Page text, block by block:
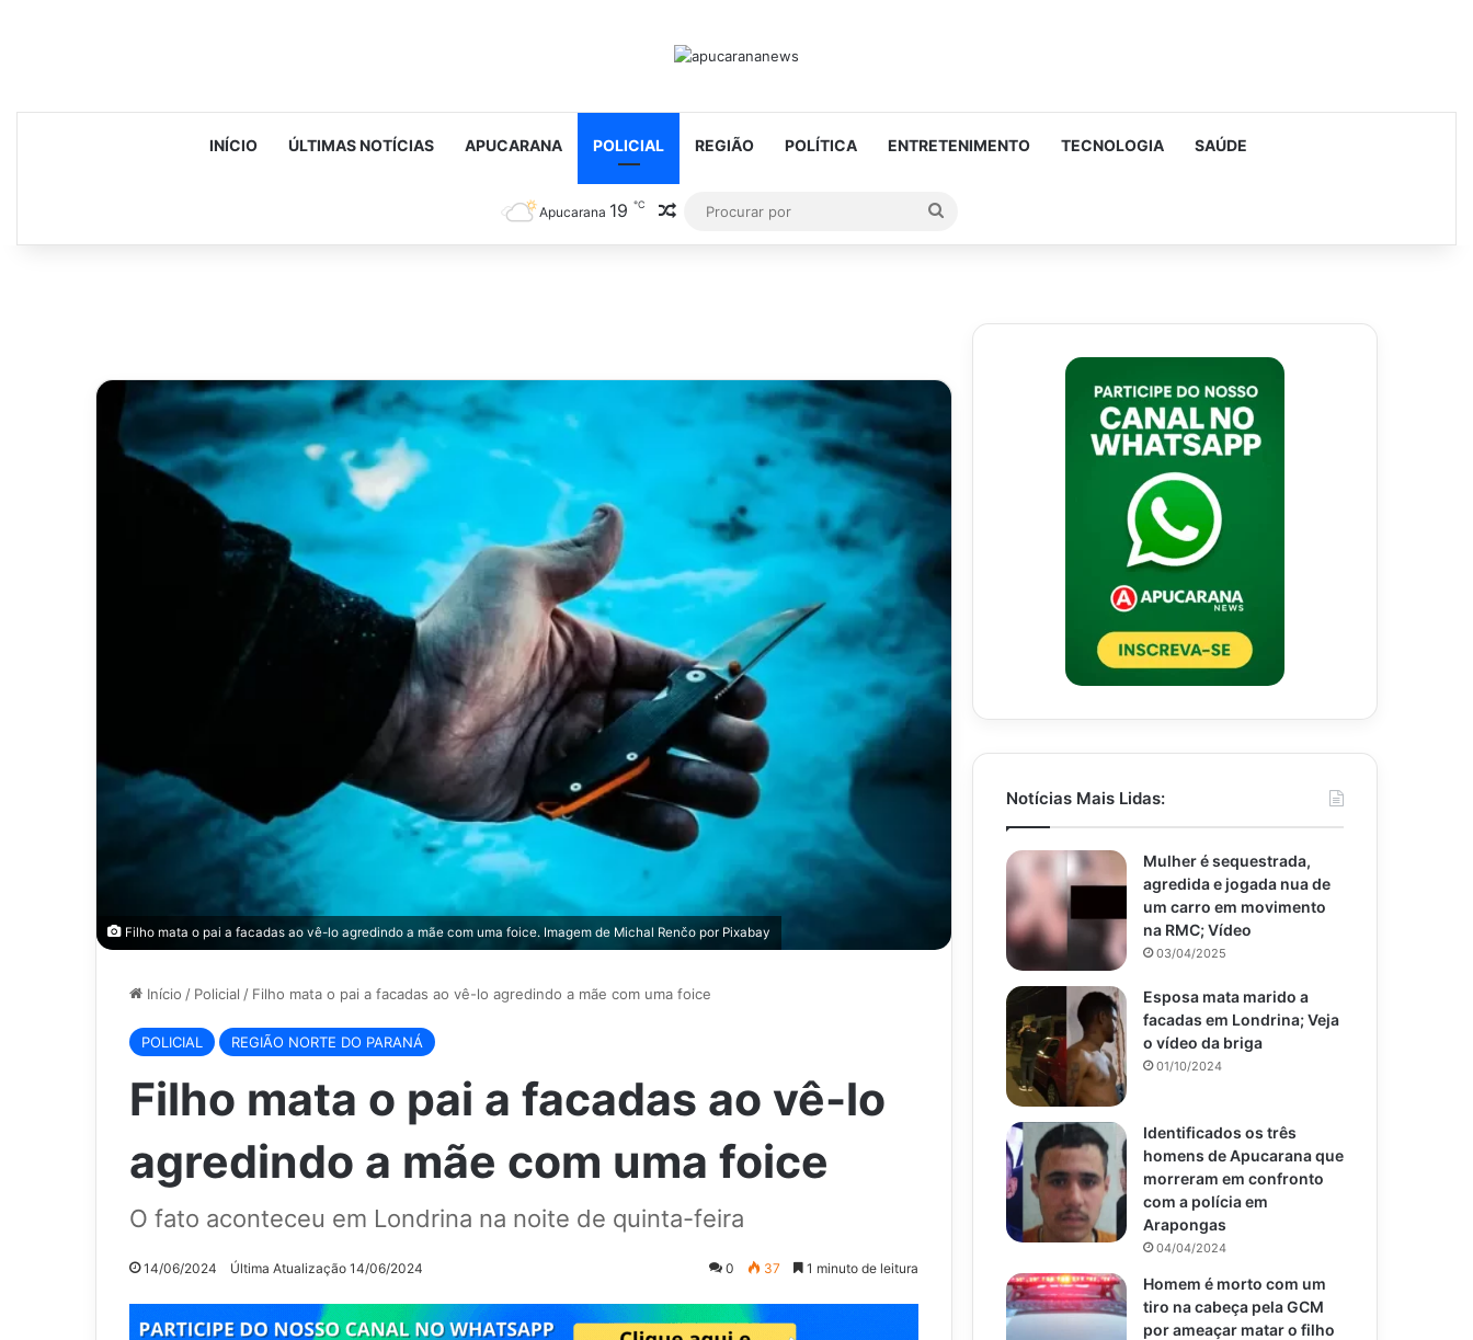
INÍCIO ÚLTIMAS NOTÍCIAS APUCARANA POLICIAL REGIÃO POLÍTICA ENTRETENIMENTO TECNOLOGIA SAÚDE
Apucarana 19 ℃ Artigo aleatório
Procurar
por
Filho mata o pai a facadas ao vê-lo agredindo a mãe com uma foice. Imagem de Michal Renčo por Pixabay
Início / Policial / Filho mata o pai a facadas ao vê-lo agredindo a mãe com uma foice
POLICIAL REGIÃO NORTE DO PARANÁ
Filho mata o pai a facadas ao vê-lo
agredindo a mãe com uma foice
O fato aconteceu em Londrina na noite de quinta-feira
14/06/2024 Última Atualização 14/06/2024 0 37 1 minuto de leitura
Notícias Mais Lidas:
Mulher é sequestrada,
agredida e jogada nua de
um carro em movimento
na RMC; Vídeo
03/04/2025
Esposa mata marido a
facadas em Londrina; Veja
o vídeo da briga
01/10/2024
Identificados os três
homens de Apucarana que
morreram em confronto
com a polícia em
Arapongas
04/04/2024
Homem é morto com um
tiro na cabeça pela GCM
por ameaçar matar o filho